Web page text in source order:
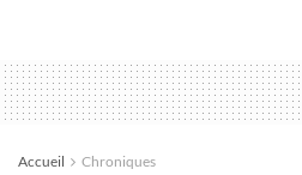
Accueil Chroniques